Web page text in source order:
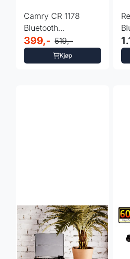
Camry CR 1178
Bluetooth
hodetelefoner
399,- 519,-
Kjøp